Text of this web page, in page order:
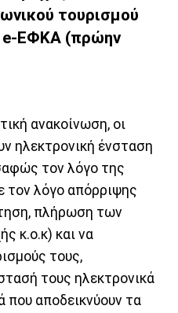
τουρισμού
e-ΕΦΚΑ (πρώην
ανακοίνωση, οι
ηλεκτρονική ένσταση
τον λόγο της
τον λόγο απόρριψης
πλήρωση των
κ.ο.κ) και να
τους,
τους ηλεκτρονικά
που αποδεικνύουν τα